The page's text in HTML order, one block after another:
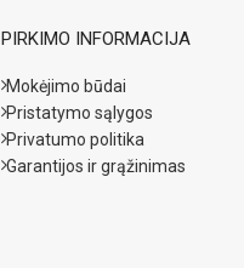
PIRKIMO INFORMACIJA
Mokėjimo būdai
Pristatymo sąlygos
Privatumo politika
Garantijos ir grąžinimas